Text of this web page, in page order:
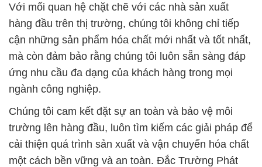
Với mối quan hệ chặt chẽ với các nhà sản xuất
hàng đầu trên thị trường, chúng tôi không chỉ tiếp
cận những sản phẩm hóa chất mới nhất và tốt nhất,
mà còn đảm bảo rằng chúng tôi luôn sẵn sàng đáp
ứng nhu cầu đa dạng của khách hàng trong mọi
ngành công nghiệp.
Chúng tôi cam kết đặt sự an toàn và bảo vệ môi
trường lên hàng đầu, luôn tìm kiếm các giải pháp để
cải thiện quá trình sản xuất và vận chuyển hóa chất
một cách bền vững và an toàn. Đắc Trường Phát